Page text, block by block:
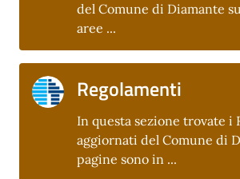
del Comune di Diamante
aree ...
Regolamenti
In questa sezione trovate i
aggiornati del Comune di
pagine sono in ...